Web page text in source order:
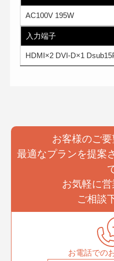
AC100V 195W
入力端子
HDMI×2 DVI-D×1
お客様のご要
最適なプランを提案
お気軽に
ご相談
お電話での